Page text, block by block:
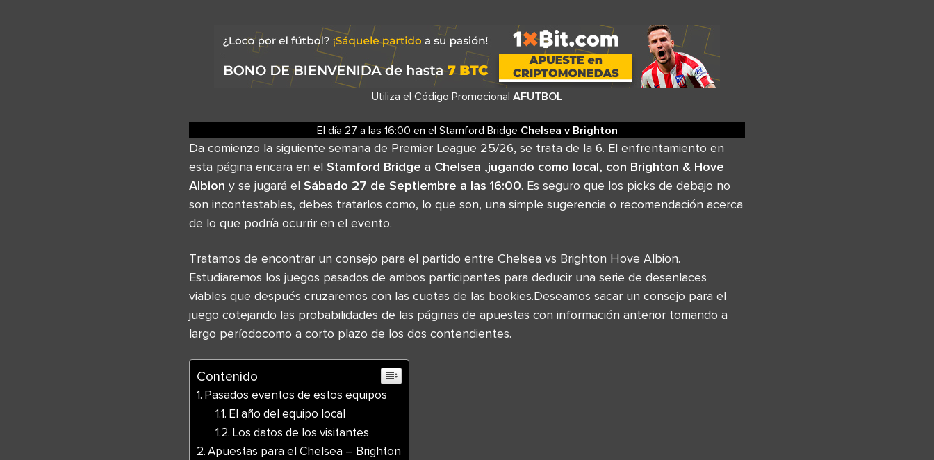
Utiliza el Código Promocional AFUTBOL
El día 27 a las 16:00 en el Stamford Bridge Chelsea v Brighton
Da comienzo la siguiente semana de Premier League 25/26, se trata de la 6. El enfrentamiento en
esta página encara en el Stamford Bridge a Chelsea ,jugando como local, con Brighton & Hove
Albion y se jugará el Sábado 27 de Septiembre a las 16:00. Es seguro que los picks de debajo no
son incontestables, debes tratarlos como, lo que son, una simple sugerencia o recomendación acerca
de lo que podría ocurrir en el evento.
Tratamos de encontrar un consejo para el partido entre Chelsea vs Brighton Hove Albion.
Estudiaremos los juegos pasados de ambos participantes para deducir una serie de desenlaces
viables que después cruzaremos con las cuotas de las bookies.Deseamos sacar un consejo para el
juego cotejando las probabilidades de las páginas de apuestas con información anterior tomando a
largo períodocomo a corto plazo de los dos contendientes.
Contenido
Pasados eventos de estos equipos
El año del equipo local
Los datos de los visitantes
Apuestas para el Chelsea – Brighton